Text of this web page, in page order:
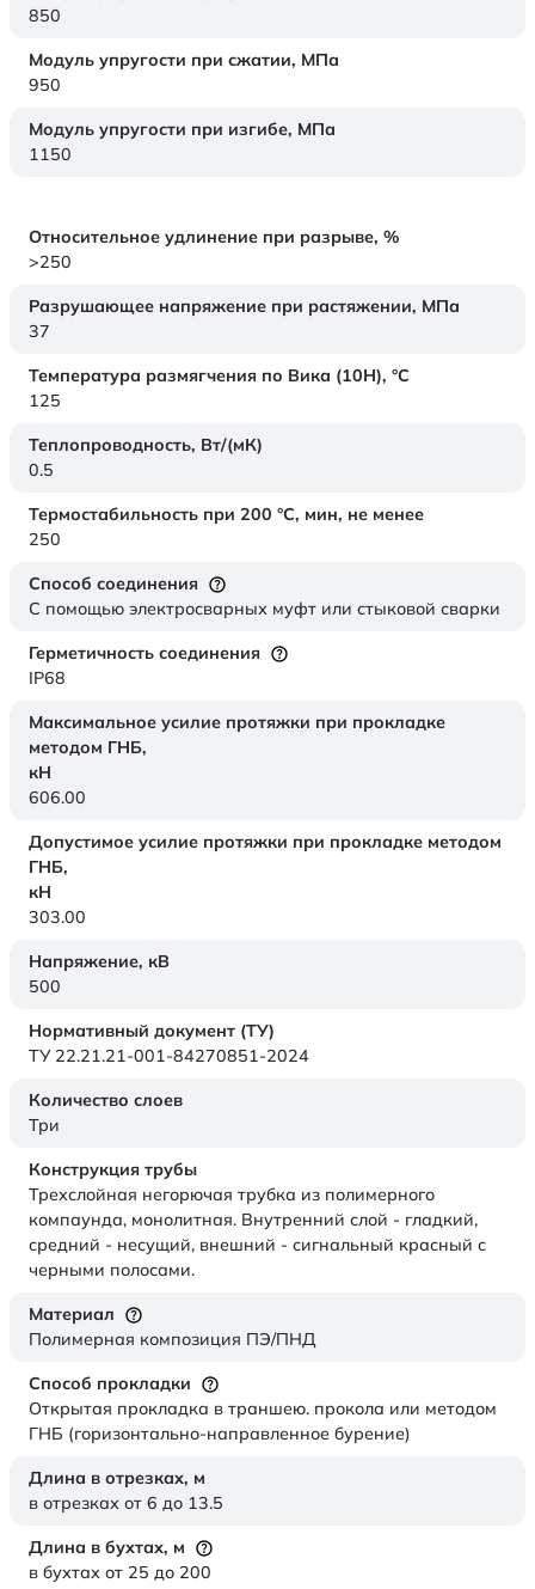
850
Модуль упругости при сжатии, МПа
950
Модуль упругости при изгибе, МПа
1150
Относительное удлинение при разрыве, %
>250
Разрушающее напряжение при растяжении, МПа
37
Температура размягчения по Вика (10Н), °C
125
Теплопроводность, Вт/(мК)
0.5
Термостабильность при 200 °С, мин, не менее
250
Способ соединения
С помощью электросварных муфт или стыковой сварки
Герметичность соединения
IP68
Максимальное усилие протяжки при прокладке
методом ГНБ,
кН
606.00
Допустимое усилие протяжки при прокладке методом
ГНБ,
кН
303.00
Напряжение, кВ
500
Нормативный документ (ТУ)
ТУ 22.21.21-001-84270851-2024
Количество слоев
Три
Конструкция трубы
Трехслойная негорючая трубка из полимерного
компаунда, монолитная. Внутренний слой - гладкий,
средний - несущий, внешний - сигнальный красный с
черными полосами.
Материал
Полимерная композиция ПЭ/ПНД
Способ прокладки
Открытая прокладка в траншею. прокола или методом
ГНБ (горизонтально-направленное бурение)
Длина в отрезках, м
в отрезках от 6 до 13.5
Длина в бухтах, м
в бухтах от 25 до 200